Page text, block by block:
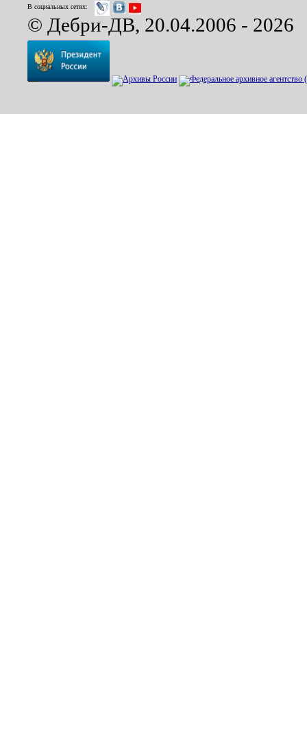
В социальных сетях:
© Дебри-ДВ, 20.04.2006 - 2026